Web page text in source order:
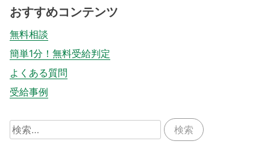
おすすめコンテンツ
無料相談
簡単1分！無料受給判定
よくある質問
受給事例
検
索: